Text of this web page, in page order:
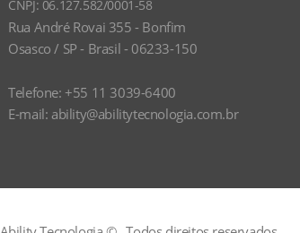
CNPJ: 06.127.582/0001-58
Rua André Rovai 355 - Bonfim
Osasco / SP - Brasil - 06233-150
Telefone: +55 11 3039-6400
E-mail: ability@abilitytecnologia.com.br